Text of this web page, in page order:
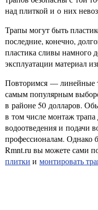
над плиткой и о них
Трапы могут быть
последние, конечно,
пластика сливы намного
эксплуатации материал
Повторимся — линейные
самым популярным
в районе 50 долларов.
в том числе монтаж
водоотведения и подачи
профессионалам. Однако
Rmnt.ru вы можете сами
плитки и монтировать